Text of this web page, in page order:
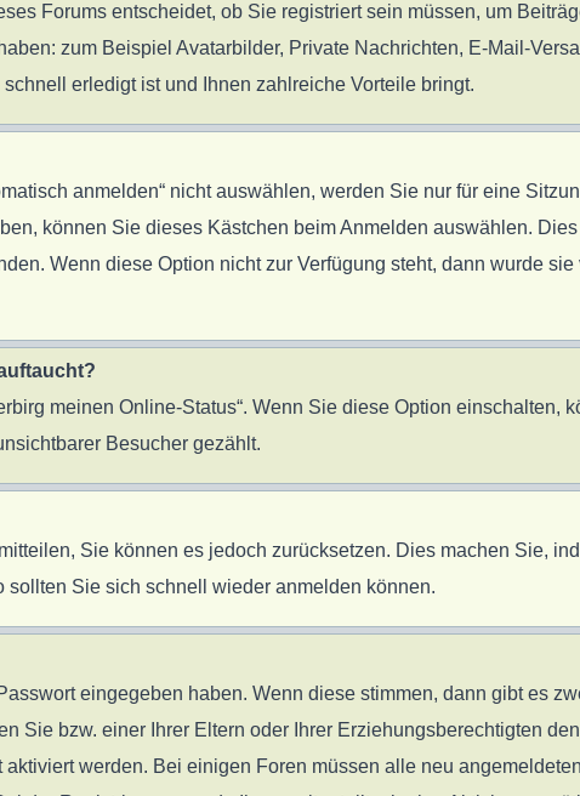
Forums entscheidet, ob Sie registriert sein müssen, um
zum Beispiel Avatarbilder, Private Nachrichten, E-Mail-
erledigt ist und Ihnen zahlreiche Vorteile bringt.
anmelden“ nicht auswählen, werden Sie nur für eine
können Sie dieses Kästchen beim Anmelden auswählen.
Wenn diese Option nicht zur Verfügung steht, dann wurde
meinen Online-Status“. Wenn Sie diese Option einschalten,
Besucher gezählt.
Sie können es jedoch zurücksetzen. Dies machen Sie,
sollten Sie sich schnell wieder anmelden können.
eingegeben haben. Wenn diese stimmen, dann gibt es
Sie bzw. einer Ihrer Eltern oder Ihrer Erziehungsberechtigten
werden. Bei einigen Foren müssen alle neu